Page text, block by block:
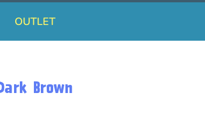
OUTLET
Brown